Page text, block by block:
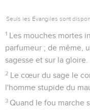
Seuls les Évangiles sont
1 Les mouches mortes
parfumeur ; de même,
sagesse et sur la gloire.
2 Le cœur du sage le
l'homme stupide du
3 Quand le fou marche